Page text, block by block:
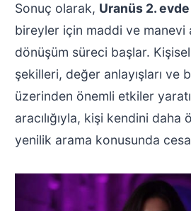
Sonuç olarak, Uranüs 2.
bireyler için maddi ve manevi
dönüşüm süreci başlar.
şekilleri, değer anlayışları ve
üzerinden önemli etkiler
aracılığıyla, kişi kendini
yenilik arama konusunda